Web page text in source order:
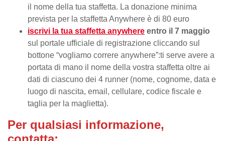
il nome della tua staffetta. La donazione minima
prevista per la staffetta Anywhere è di 80 euro
iscrivi la tua staffetta anywhere entro il 7 maggio
sul portale ufficiale di registrazione cliccando sul
bottone “vogliamo correre anywhere”:ti serve avere a
portata di mano il nome della vostra staffetta oltre ai
dati di ciascuno dei 4 runner (nome, cognome, data e
luogo di nascita, email, cellulare, codice fiscale e
taglia per la maglietta).
Per qualsiasi informazione,